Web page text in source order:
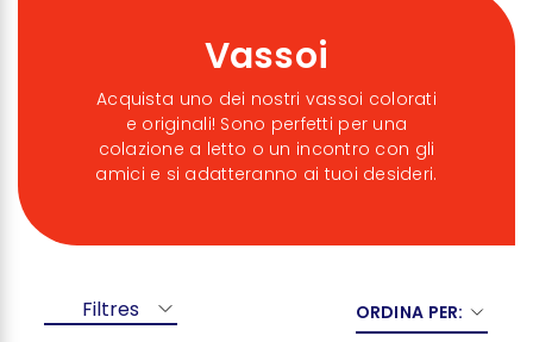
Vassoi
Acquista uno dei nostri vassoi colorati
e originali! Sono perfetti per una
colazione a letto o un incontro con gli
amici e si adatteranno ai tuoi desideri.
Filtres ORDINA PER: